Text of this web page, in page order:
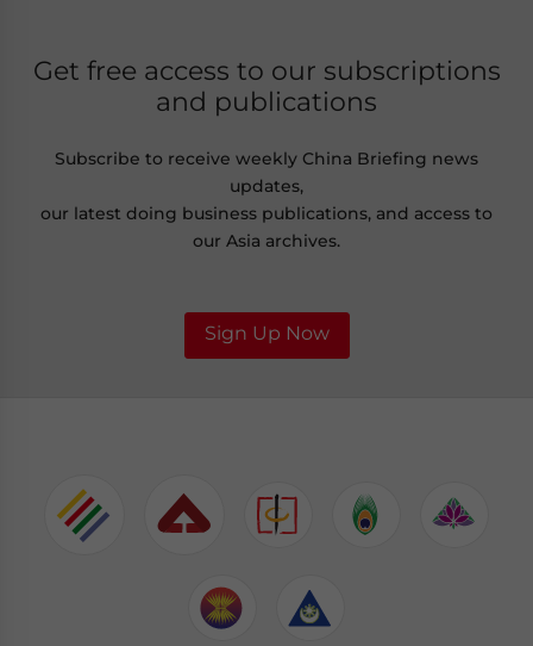
Get free access to our subscriptions
and publications
Subscribe to receive weekly China Briefing news
updates,
our latest doing business publications, and access to
our Asia archives.
Sign Up Now